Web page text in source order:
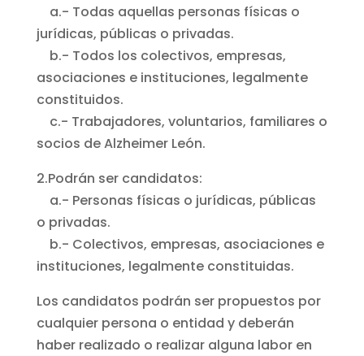
a.- Todas aquellas personas físicas o
jurídicas, públicas o privadas.
b.- Todos los colectivos, empresas,
asociaciones e instituciones, legalmente
constituidos.
c.- Trabajadores, voluntarios, familiares o
socios de Alzheimer León.
2.Podrán ser candidatos:
a.- Personas físicas o jurídicas, públicas
o privadas.
b.- Colectivos, empresas, asociaciones e
instituciones, legalmente constituidas.
Los candidatos podrán ser propuestos por
cualquier persona o entidad y deberán
haber realizado o realizar alguna labor en